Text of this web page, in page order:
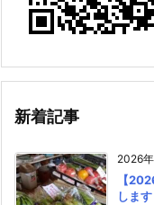
新着記事
2026
【
しま